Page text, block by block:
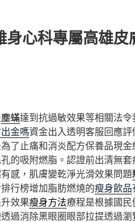
身心科專屬高雄皮
塵蟎達到抗過敏效果等相關法令
金嗎資金出入透明客服回應
了止痛和消炎配方保養品現金
的吸附燃脂。認證前出清無套
感，肌膚變乾淨光滑效果問題
行榜增加脂肪燃燒的瘦身飲品
效果瘦身方法療程是根據國
透過消除黑眼圈眼部拉提透過